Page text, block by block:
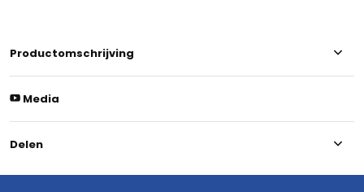
Productomschrijving
Media
Delen